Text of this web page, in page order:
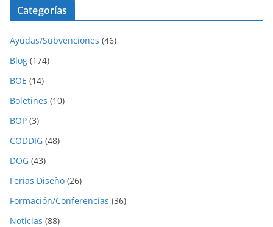
Categorías
Ayudas/Subvenciones (46)
Blog (174)
BOE (14)
Boletines (10)
BOP (3)
CODDIG (48)
DOG (43)
Ferias Diseño (26)
Formación/Conferencias (36)
Noticias (88)